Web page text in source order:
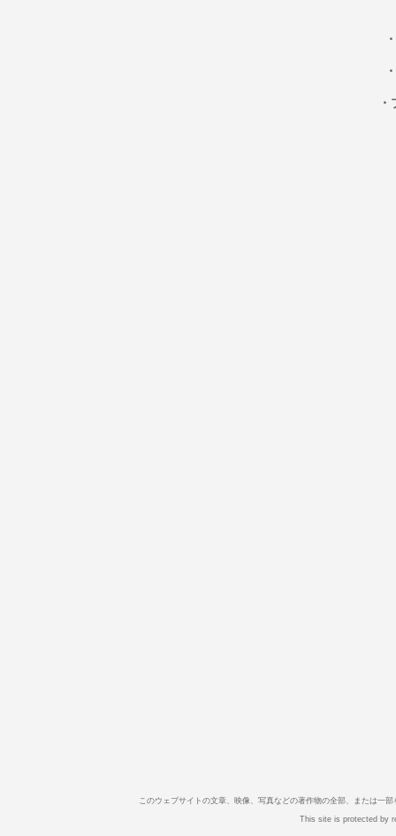
このウェブサイトの文章、映像、写真などの著作物の全部、または一
This site is protected by